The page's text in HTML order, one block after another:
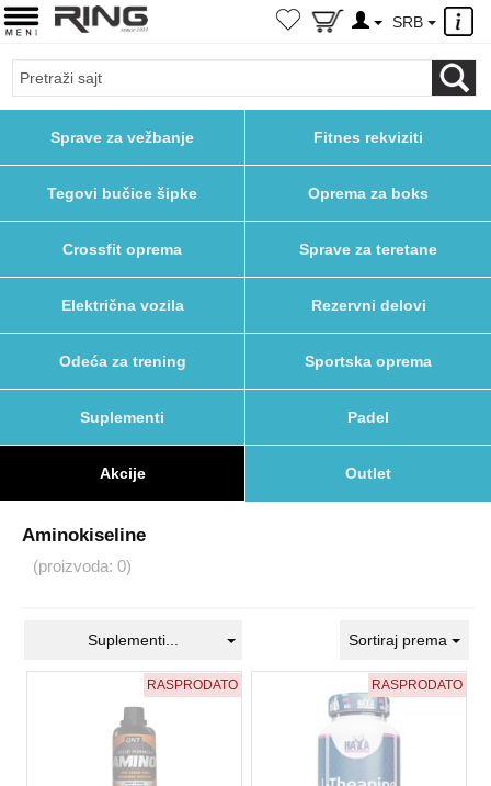
×
SRB
Sprave za vežbanje Fitnes rekviziti
Tegovi bučice šipke Oprema za boks
Crossfit oprema Sprave za teretane
Električna vozila Rezervni delovi
Odeća za trening Sportska oprema
Suplementi Padel
Akcije Outlet
Aminokiseline
(proizvoda: 0)
Suplementi... Sortiraj prema
RASPRODATO RASPRODATO